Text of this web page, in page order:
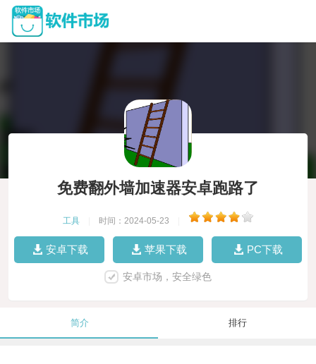
免费翻外墙加速器安卓跑路了
工具 时间：2024-05-23
安卓下载 苹果下载 PC下载
安卓市场，安全绿色
简介 排行